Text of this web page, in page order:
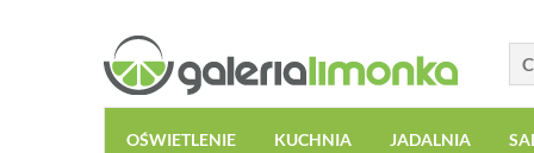
OŚWIETLENIE KUCHNIA JADALNIA